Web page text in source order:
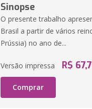
Sinopse
O presente trabalho
Brasil a partir de vários
Prússia) no ano de...
Versão impressa R$
Comprar